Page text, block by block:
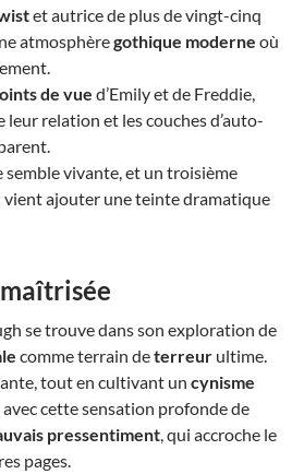
et autrice de plus de vingt-cinq
atmosphèregothique moderne où
de vue d’Emily et de Freddie,
leur relation et les couches d’auto-
semble vivante, et un troisième
vient ajouter une teinte dramatique
se trouve dans son exploration de
comme terrain deterreur ultime.
tout en cultivant un cynisme
, avec cette sensation profonde de
pressentiment , qui accroche le
pages.